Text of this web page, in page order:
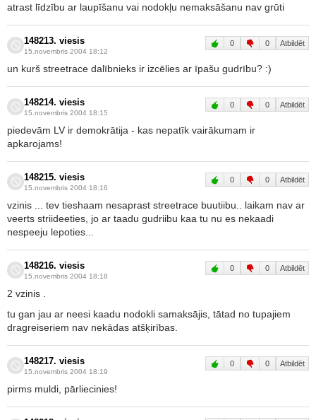
atrast līdzību ar laupīšanu vai nodokļu nemaksāšanu nav grūti
148213. viesis
15.novembris 2004 18:12
0 0 Atbildēt
un kurš streetrace dalībnieks ir izcēlies ar īpašu gudrību? :)
148214. viesis
15.novembris 2004 18:15
0 0 Atbildēt
piedevām LV ir demokrātija - kas nepatīk vairākumam ir
apkarojams!
148215. viesis
15.novembris 2004 18:16
0 0 Atbildēt
vzinis ... tev tieshaam nesaprast streetrace buutiibu.. laikam nav ar
veerts striideeties, jo ar taadu gudriibu kaa tu nu es nekaadi
nespeeju lepoties...
148216. viesis
15.novembris 2004 18:18
0 0 Atbildēt
2 vzinis .
tu gan jau ar neesi kaadu nodokli samaksājis, tātad no tupajiem
dragreiseriem nav nekādas atšķirības.
148217. viesis
15.novembris 2004 18:19
0 0 Atbildēt
pirms muldi, pārliecinies!